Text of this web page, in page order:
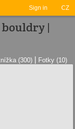
Sign in CZ
|
(300) Fotky (10)